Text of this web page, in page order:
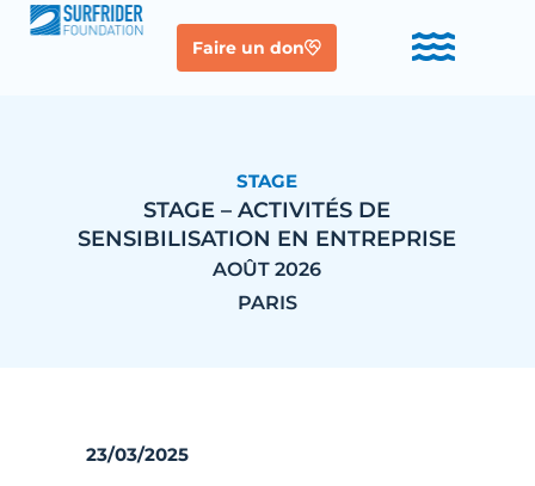
Faire un don
STAGE
STAGE – ACTIVITÉS DE
SENSIBILISATION EN ENTREPRISE
AOÛT 2026
PARIS
23/03/2025